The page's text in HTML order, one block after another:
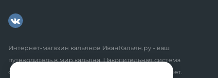
Интернет-магазин кальянов ИванКальян.ру - ваш
путеводитель в мир кальяна. Накопительная система
скидок, промокоды, акции. Удобный личный кабинет.